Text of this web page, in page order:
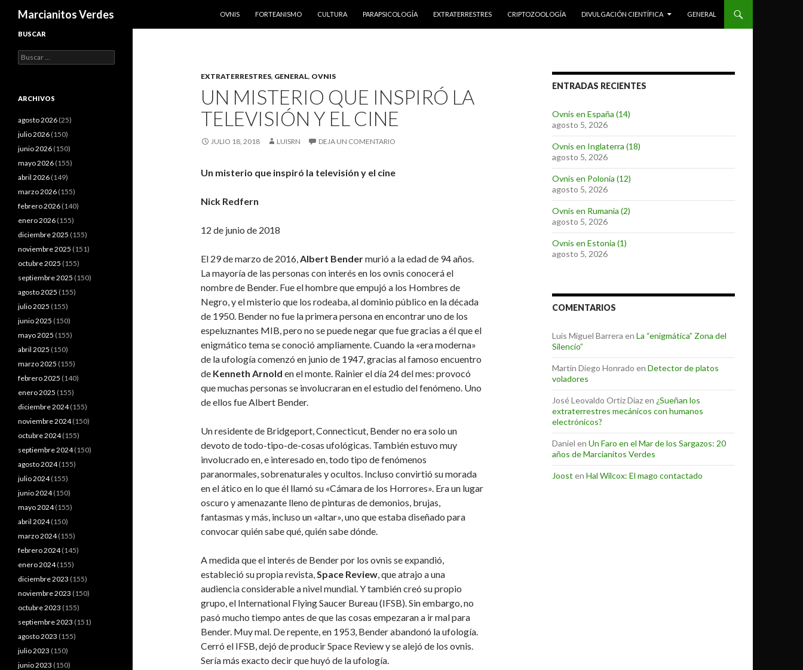
Marcianitos Verdes
OVNIS
FORTEANISMO CULTURA PARAPSICOLOGÍA EXTRATERRESTRES CRIPTOZOOLOGÍA DIVULGACIÓN CIENTÍFICA GENERAL
EXTRATERRESTRES, GENERAL, OVNIS
UN MISTERIO QUE INSPIRÓ LA
TELEVISIÓN Y EL CINE
JULIO 18, 2018 LUISRN DEJA UN COMENTARIO
Un misterio que inspiró la televisión y el cine
Nick Redfern
12 de junio de 2018
El 29 de marzo de 2016,Albert Bendermurió a la edad de 94 años.
La mayoría de las personas con interés en los ovnis conocerá el
nombre de Bender. Fue el hombre que empujó a los Hombres de
Negro, y el misterio que los rodeaba, al dominio público en la década
de 1950. Bender no fue la primera persona en encontrar uno de los
espeluznantes MIB, pero no se puede negar que fue gracias a él que el
enigmático tema se conoció ampliamente. Cuando la «era moderna»
de la ufología comenzó en junio de 1947, gracias al famoso encuentro
de Kenneth Arnold en el monte. Rainier el día 24 del mes: provocó
que muchas personas se involucraran en el estudio del fenómeno. Uno
de ellos fue Albert Bender.
Un residente de Bridgeport, Connecticut, Bender no era solo un
devoto de todo-tipo-de-cosas ufológicas. También estuvo muy
involucrado en, e interesado en, todo tipo de fenómenos
paranormales, sobrenaturales y ocultos. Incluso convirtió su morada
en el ático en lo que él llamó su «Cámara de los Horrores». Era un lugar
oscuro y amenazante lleno de pinturas de demonios, brujas,
fantasmas y más, incluso un «altar», uno que estaba diseñado para
convocar quién sabe qué, quién sabe dónde.
A medida que el interés de Bender por los ovnis se expandió,
estableció su propia revista,Space Review, que atrajo a una
audiencia considerable a nivel mundial. Y también creó su propio
grupo, el International Flying Saucer Bureau (IFSB). Sin embargo, no
pasó mucho tiempo antes de que las cosas empezaran a ir mal para
Bender. Muy mal. De repente, en 1953, Bender abandonó la ufología.
Cerró el IFSB, dejó de producir Space Review y se alejó de los ovnis.
Sería más exacto decir que huyó de la ufología.
ENTRADAS RECIENTES
Ovnis en España (14)
agosto 5, 2026
Ovnis en Inglaterra (18)
agosto 5, 2026
Ovnis en Polonia (12)
agosto 5, 2026
Ovnis en Rumania (2)
agosto 5, 2026
Ovnis en Estonia (1)
agosto 5, 2026
COMENTARIOS
Luis Miguel Barrera en La “enigmática” Zona del
Silencio”
Martin Diego Honrado en Detector de platos
voladores
José Leovaldo Ortiz Díazen ¿Sueñan los
extraterrestres mecánicos con humanos
electrónicos?
Daniel en Un Faro en el Mar de los Sargazos: 20
años de Marcianitos Verdes
Joost en Hal Wilcox: El mago contactado
BUSCAR
Buscar:
ARCHIVOS
agosto 2026 (25)
julio 2026 (150)
junio 2026 (150)
mayo 2026 (155)
abril 2026 (149)
marzo 2026 (155)
febrero 2026 (140)
enero 2026 (155)
diciembre 2025 (155)
noviembre 2025 (151)
octubre 2025 (155)
septiembre 2025 (150)
agosto 2025 (155)
julio 2025 (155)
junio 2025 (150)
mayo 2025 (155)
abril 2025 (150)
marzo 2025 (155)
febrero 2025 (140)
enero 2025 (155)
diciembre 2024(155)
noviembre 2024(150)
octubre 2024(155)
septiembre 2024(150)
agosto 2024(155)
julio 2024(155)
junio 2024(150)
mayo 2024(155)
abril 2024(150)
marzo 2024(155)
febrero 2024(145)
enero 2024(155)
diciembre 2023 (155)
noviembre 2023 (150)
octubre 2023 (155)
septiembre 2023 (151)
agosto 2023 (155)
julio 2023 (150)
junio 2023 (150)